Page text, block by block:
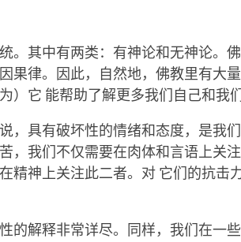
。其中有两类：有神论和无神论。佛
果律。因此，自然地，佛教里有大
）它 能帮助了解更多我们自己和我们
，具有破坏性的情绪和态度，是我
，我们不仅需要在肉体和言语上关
精神上关注此二者。对 它们的抗击
的解释非常详尽。同样，我们在一